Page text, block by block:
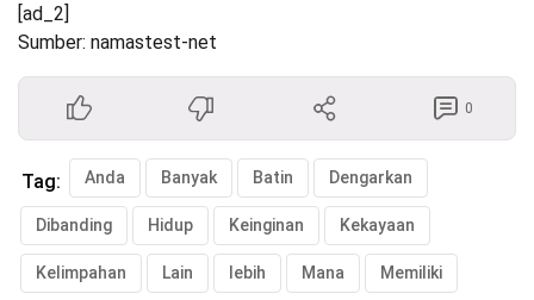
[ad_2]
Sumber: namastest-net
0
Tag: Anda Banyak Batin Dengarkan
Dibanding Hidup Keinginan Kekayaan
Kelimpahan Lain lebih Mana Memiliki